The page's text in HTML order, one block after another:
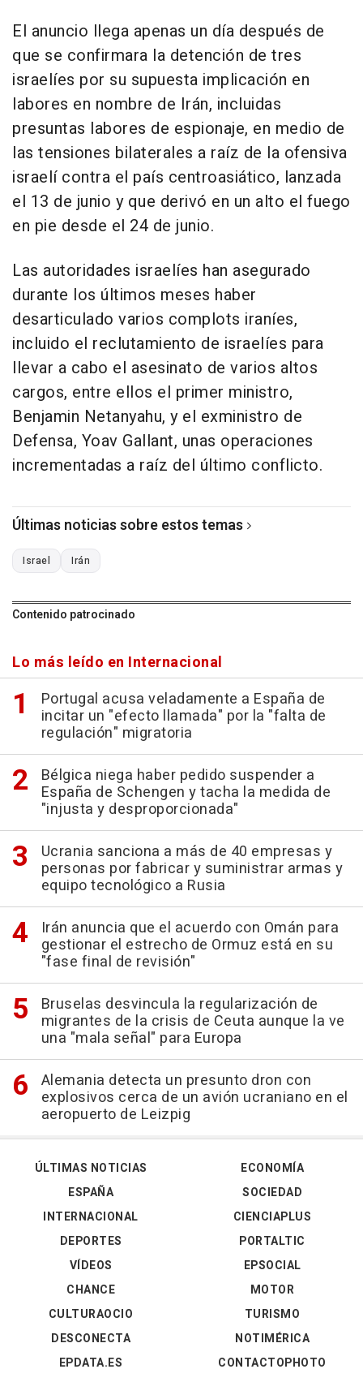
El anuncio llega apenas un día después de
que se confirmara la detención de tres
israelíes por su supuesta implicación en
labores en nombre de Irán, incluidas
presuntas labores de espionaje, en medio de
las tensiones bilaterales a raíz de la ofensiva
israelí contra el país centroasiático, lanzada
el 13 de junio y que derivó en un alto el fuego
en pie desde el 24 de junio.
Las autoridades israelíes han asegurado
durante los últimos meses haber
desarticulado varios complots iraníes,
incluido el reclutamiento de israelíes para
llevar a cabo el asesinato de varios altos
cargos, entre ellos el primer ministro,
Benjamin Netanyahu, y el exministro de
Defensa, Yoav Gallant, unas operaciones
incrementadas a raíz del último conflicto.
Últimas noticias sobre estos temas
Israel Irán
Contenido patrocinado
Lo más leído en Internacional
Portugal acusa veladamente a España de
incitar un "efecto llamada" por la "falta de
regulación" migratoria
Bélgica niega haber pedido suspender a
España de Schengen y tacha la medida de
"injusta y desproporcionada"
Ucrania sanciona a más de 40 empresas y
personas por fabricar y suministrar armas y
equipo tecnológico a Rusia
Irán anuncia que el acuerdo con Omán para
gestionar el estrecho de Ormuz está en su
"fase final de revisión"
Bruselas desvincula la regularización de
migrantes de la crisis de Ceuta aunque la ve
una "mala señal" para Europa
Alemania detecta un presunto dron con
explosivos cerca de un avión ucraniano en el
aeropuerto de Leizpig
ÚLTIMAS NOTICIAS
ESPAÑA
INTERNACIONAL
DEPORTES
VÍDEOS
ECONOMÍA
SOCIEDAD
CIENCIAPLUS
PORTALTIC
EPSOCIAL
CHANCE
CULTURAOCIO
DESCONECTA
EPDATA.ES
MOTOR
TURISMO
NOTIMÉRICA
CONTACTOPHOTO